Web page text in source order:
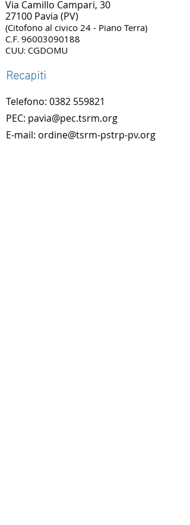
Via Camillo Campari, 30
27100 Pavia (PV)
(Citofono al civico 24 - Piano Terra)
C.F. 96003090188
CUU: CGDOMU
Recapiti
Telefono: 0382 559821
PEC: pavia@pec.tsrm.org
E-mail: ordine@tsrm-pstrp-pv.org